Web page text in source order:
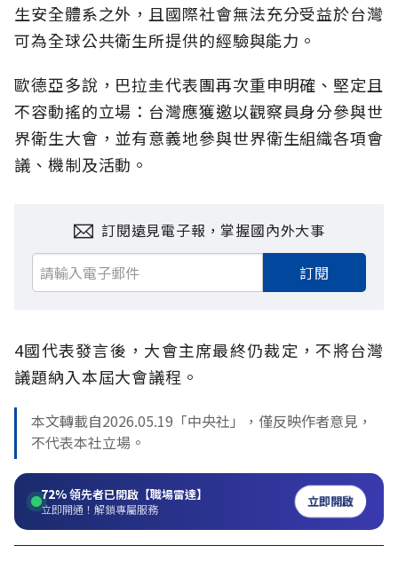
生安全體系之外，且國際社會無法充分受益於台灣
可為全球公共衛生所提供的經驗與能力。
歐德亞多說，巴拉圭代表團再次重申明確、堅定且
不容動搖的立場：台灣應獲邀以觀察員身分參與世
界衛生大會，並有意義地參與世界衛生組織各項會
議、機制及活動。
訂閱遠見電子報，掌握國內外大事
訂閱
4國代表發言後，大會主席最終仍裁定，不將台灣
議題納入本屆大會議程。
本文轉載自2026.05.19「中央社」，僅反映作者意見，
不代表本社立場。
72%領先者已開啟【職場雷達】
立即開通！解鎖專屬服務 立即開啟